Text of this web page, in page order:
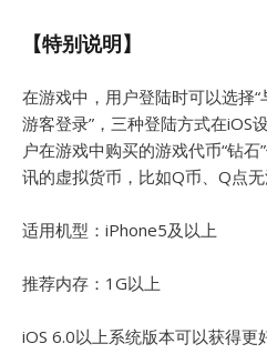
【特别说明】
在游戏中，用户登陆时可以选择
游客登录”，三种登陆方式在iOS
户在游戏中购买的游戏代币“钻
讯的虚拟货币，比如Q币、Q点无
适用机型：iPhone5及以上
推荐内存：1G以上
iOS 6.0以上系统版本可以获得更